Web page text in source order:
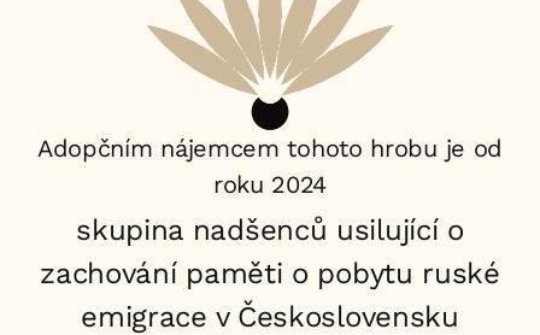
nájemce:
Adopčním nájemcem tohoto hrobu je od
roku 2024
skupina nadšenců usilující o
zachování paměti o pobytu ruské
emigrace v Československu